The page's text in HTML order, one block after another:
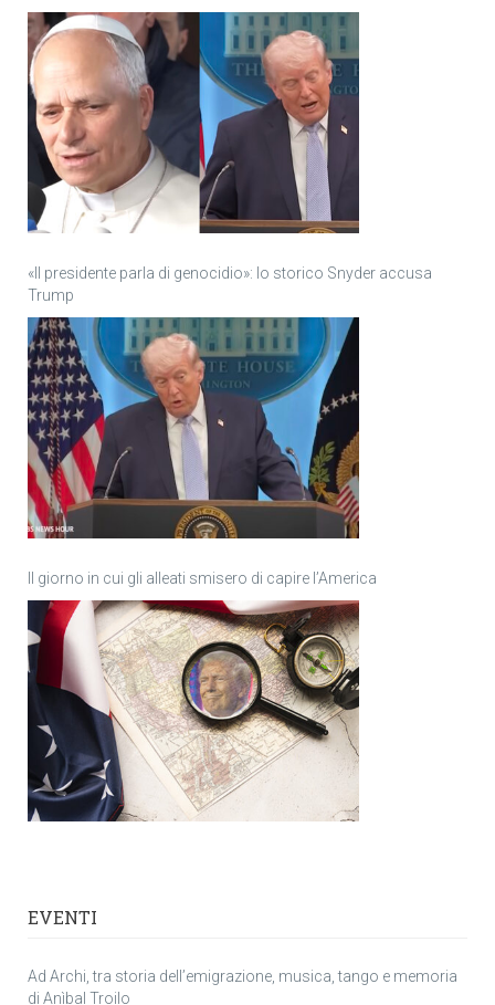
«Il presidente parla di genocidio»: lo storico Snyder accusa
Trump
Il giorno in cui gli alleati smisero di capire l’America
EVENTI
Ad Archi, tra storia dell’emigrazione, musica, tango e memoria
di Anìbal Troilo